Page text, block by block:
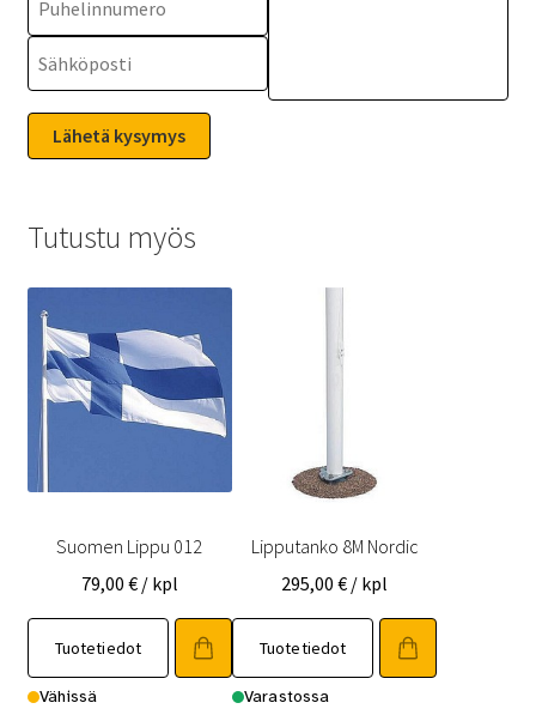
Tutustu myös
Suomen Lippu 012
79,00 € / kpl
Tuotetiedot
Vähissä
Lipputanko 8M Nordic
295,00€ / kpl
Tuotetiedot
Varastossa